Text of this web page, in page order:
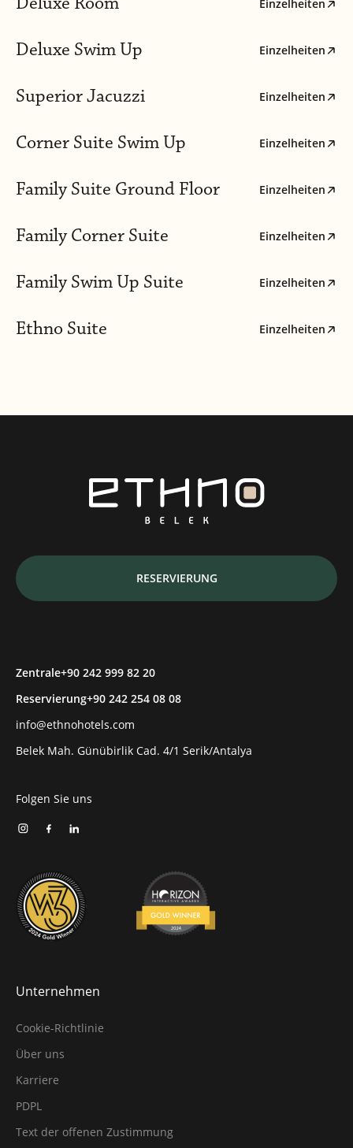
Einzelheiten
Deluxe Swim Up Einzelheiten
Superior Jacuzzi Einzelheiten
Corner Suite Swim Up Einzelheiten
Family Suite Ground Floor Einzelheiten
Family Corner Suite Einzelheiten
Family Swim Up Suite Einzelheiten
Ethno Suite Einzelheiten
RESERVIERUNG
Zentrale+90 242 999 82 20
Reservierung+90 242 254 08 08
info@ethnohotels.com
Belek Mah. Günübirlik Cad. 4/1 Serik/Antalya
Folgen Sie uns
Unternehmen
Cookie-Richtlinie
Über uns
Karriere
PDPL
Text der offenen Zustimmung